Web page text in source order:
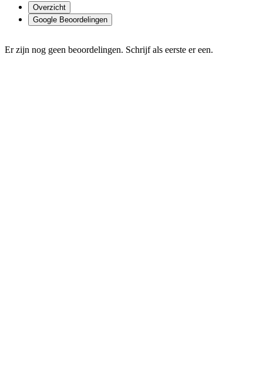
Overzicht
Google Beoordelingen
Er zijn nog geen beoordelingen. Schrijf als eerste er een.